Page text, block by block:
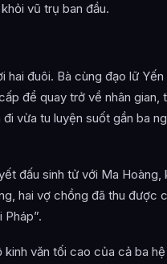
vũ trụ ban đầu.
đuôi. Bà cùng đạo lữ
để quay trở về nhân gian,
vừa tu luyện suốt gần ba
đấu sinh tử với Ma Hoàng,
hai vợ chồng đã thu được
Pháp”.
văn tối cao của cả ba